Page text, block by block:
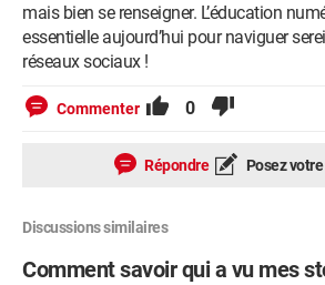
mais bien se renseigner. L’éducation
essentielle aujourd’hui pour naviguer
réseaux sociaux !
Commenter 0
Répondre Posez
Discussions similaires
Comment savoir qui a vu mes